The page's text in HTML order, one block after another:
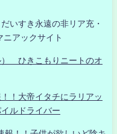
いすき永遠の非リア充・
アックサイト
） ひきこもりニートのオ
！大帝イタチにラリアッ
ルドライバー